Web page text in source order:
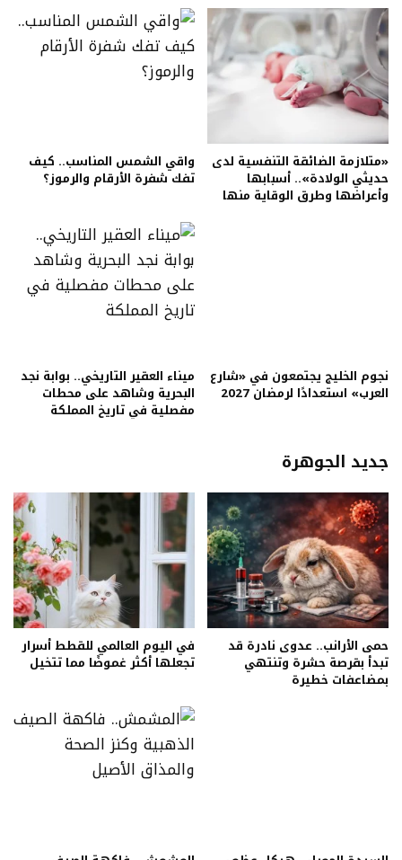
«متلازمة الضائقة التنفسية لدى
حديثي الولادة».. أسبابها
وأعراضها وطرق الوقاية منها
واقي الشمس المناسب.. كيف
تفك شفرة الأرقام والرموز؟
نجوم الخليج يجتمعون في «شارع
العرب» استعدادًا لرمضان 2027
ميناء العقير التاريخي.. بوابة نجد
البحرية وشاهد على محطات
مفصلية في تاريخ المملكة
جديد الجوهرة
حمى الأرانب.. عدوى نادرة قد
تبدأ بقرصة حشرة وتنتهي
بمضاعفات خطيرة
في اليوم العالمي للقطط أسرار
تجعلها أكثر غموضًا مما تتخيل